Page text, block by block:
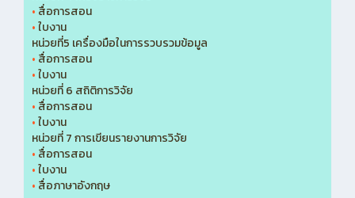
• สื่อการสอน
•ใบงาน
หน่วยที่5 เครื่องมือในการรวบรวมข้อมูล
• สื่อการสอน
•ใบงาน
หน่วยที่ 6 สถิติการวิจัย
• สื่อการสอน
•ใบงาน
หน่วยที่ 7 การเขียนรายงานการวิจัย
• สื่อการสอน
•ใบงาน
• สื่อภาษาอังกฤษ